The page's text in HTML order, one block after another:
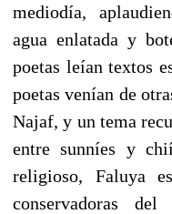
mediodía,
agua enlatada y
poetas leían textos
poetas venían de
Najaf, y un tema
entre sunníes y
religioso, Faluya
conservadoras